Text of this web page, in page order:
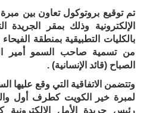
تم توقيع بروتوكول تعاون بين
الإلكترونية وذلك بمقر الجريدة
بالكليات التطبيقية بمنطقة الفيحاء
من تسمية صاحب السمو أمير
الصباح (قائد الإنسانية) .
وتتضمن الاتفاقية التي وقع عليها
لمبرة خير الكويت كطرف أول
رئيس جريدة الأمل